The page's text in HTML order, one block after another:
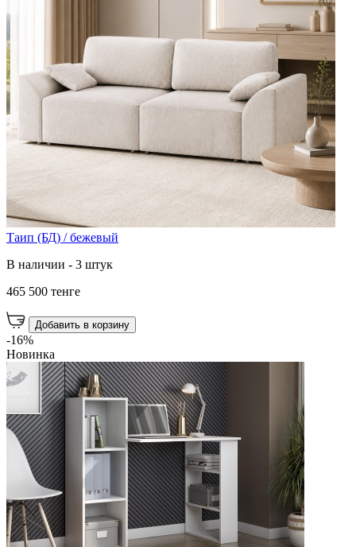
Таип (БД) / бежевый
В наличии - 3 штук
465 500 тенге
Добавить в корзину
-16%
Новинка